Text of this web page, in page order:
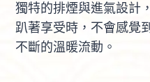
獨特的排煙與進氣設計
趴著享受時，不會感覺
不斷的溫暖流動。